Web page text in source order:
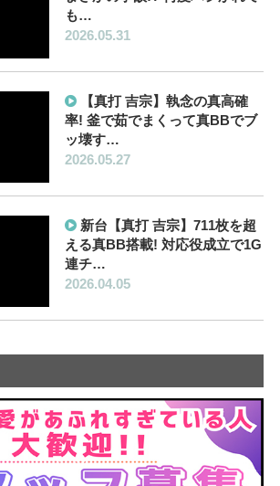
も…
2026.05.31
【真打 吉宗】執念の真高確
率! 釜で茹でまくって真BBでブ
ッ壊す…
2026.05.27
新台【真打 吉宗】711枚を超
える真BB搭載! 対応役成立で1G
連チ…
2026.04.05